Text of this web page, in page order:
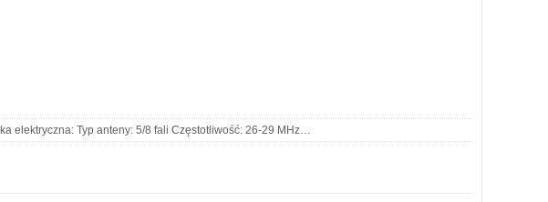
elektryczna: Typ anteny: 5/8 fali Częstotliwość: 26-29 MHz…